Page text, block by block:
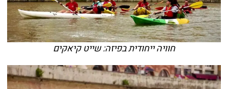
חוויה ייחודית בפיזה: שייט קיאקים